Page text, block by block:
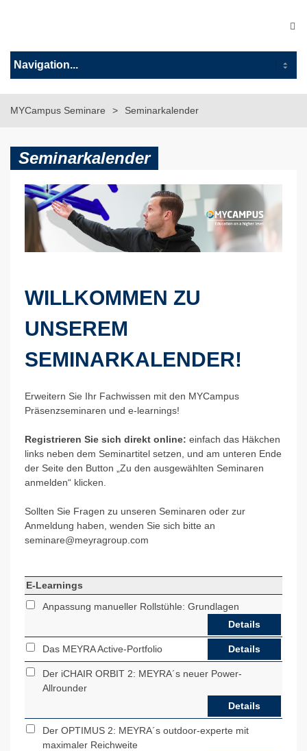
MYCampus Seminare Seminarkalender
Seminarkalender
WILLKOMMEN ZU
UNSEREM
SEMINARKALENDER!
Erweitern Sie Ihr Fachwissen mit den MYCampus
Präsenzseminaren und e-learnings!
Registrieren Sie sich direkt online: einfach das Häkchen
links neben dem Seminartitel setzen, und am unteren Ende
der Seite den Button „Zu den ausgewählten Seminaren
anmelden“ klicken.
Sollten Sie Fragen zu unseren Seminaren oder zur
Anmeldung haben, wenden Sie sich bitte an
seminare@meyragroup.com
E-Learnings
Anpassung manueller Rollstühle: Grundlagen
Details
Das MEYRA Active-Portfolio Details
Der iCHAIR ORBIT 2: MEYRA´s neuer Power-
Allrounder
Details
Der OPTIMUS 2: MEYRA´s outdoor-experte mit
maximaler Reichweite